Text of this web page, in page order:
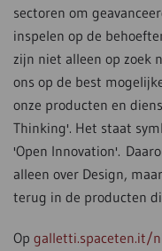
sectoren om
inspelen op de
zijn niet alleen op zoek
ons op de best
onze producten en
Thinking'. Het staat
'Open Innovation'.
alleen over Design,
terug in de producten
Op galletti.spaceten.it/